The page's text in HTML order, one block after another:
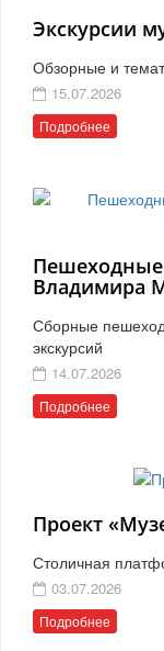
Экскурсии
Обзорные и
15.07.2026
Подробнее
Пешеходные
Владимира
Сборные
экскурсий
14.07.2026
Подробнее
Проект
Столичная
03.07.2026
Подробнее